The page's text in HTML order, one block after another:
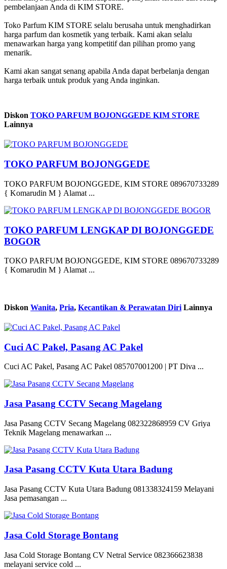
pembelanjaan Anda di KIM STORE.
Toko Parfum KIM STORE selalu berusaha untuk menghadirkan
harga parfum dan kosmetik yang terbaik. Kami akan selalu
menawarkan harga yang kompetitif dan pilihan promo yang
menarik.
Kami akan sangat senang apabila Anda dapat berbelanja dengan
harga terbaik untuk produk yang Anda inginkan.
Diskon TOKO PARFUM BOJONGGEDE KIM STORE
Lainnya
TOKO PARFUM BOJONGGEDE
TOKO PARFUM BOJONGGEDE, KIM STORE 089670733289
{ Komarudin M } Alamat ...
TOKO PARFUM LENGKAP DI BOJONGGEDE
BOGOR
TOKO PARFUM BOJONGGEDE, KIM STORE 089670733289
{ Komarudin M } Alamat ...
Diskon Wanita, Pria, Kecantikan & Perawatan Diri Lainnya
Cuci AC Pakel, Pasang AC Pakel
Cuci AC Pakel, Pasang AC Pakel 085707001200 | PT Diva ...
Jasa Pasang CCTV Secang Magelang
Jasa Pasang CCTV Secang Magelang 082322868959 CV Griya
Teknik Magelang menawarkan ...
Jasa Pasang CCTV Kuta Utara Badung
Jasa Pasang CCTV Kuta Utara Badung 081338324159 Melayani
Jasa pemasangan ...
Jasa Cold Storage Bontang
Jasa Cold Storage Bontang CV Netral Service 082366623838
melayani service cold ...